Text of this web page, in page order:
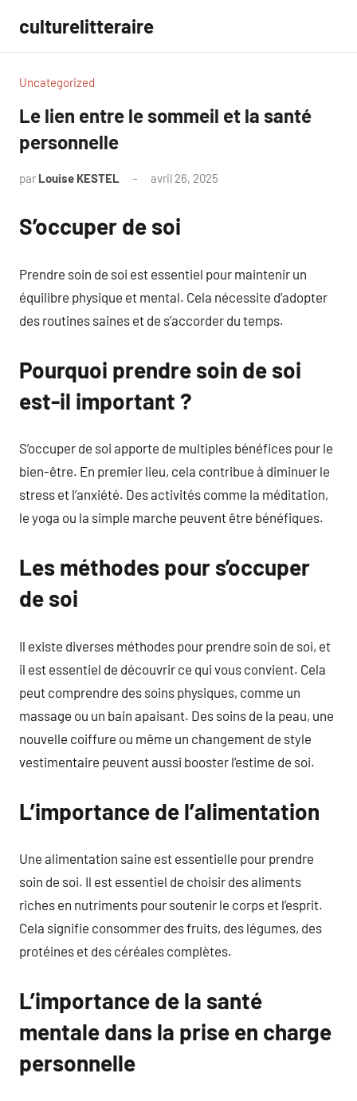
contenu
culturelitteraire
Uncategorized
Le lien entre le sommeil et la santé
personnelle
par Louise KESTEL avril 26, 2025
S’occuper de soi
Prendre soin de soi est essentiel pour maintenir un
équilibre physique et mental. Cela nécessite d’adopter
des routines saines et de s’accorder du temps.
Pourquoi prendre soin de soi
est-il important ?
S’occuper de soi apporte de multiples bénéfices pour le
bien-être. En premier lieu, cela contribue à diminuer le
stress et l’anxiété. Des activités comme la méditation,
le yoga ou la simple marche peuvent être bénéfiques.
Les méthodes pour s’occuper
de soi
Il existe diverses méthodes pour prendre soin de soi, et
il est essentiel de découvrir ce qui vous convient. Cela
peut comprendre des soins physiques, comme un
massage ou un bain apaisant. Des soins de la peau, une
nouvelle coiffure ou même un changement de style
vestimentaire peuvent aussi booster l’estime de soi.
L’importance de l’alimentation
Une alimentation saine est essentielle pour prendre
soin de soi. Il est essentiel de choisir des aliments
riches en nutriments pour soutenir le corps et l’esprit.
Cela signifie consommer des fruits, des légumes, des
protéines et des céréales complètes.
L’importance de la santé
mentale dans la prise en charge
personnelle